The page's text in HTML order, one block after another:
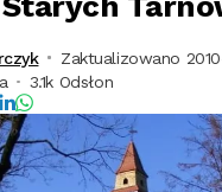
Zaktualizowano
3.1k Odsłon